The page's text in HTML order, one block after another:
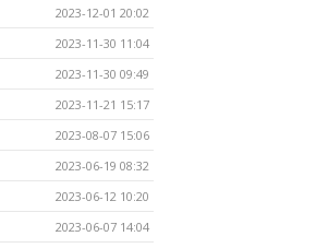
2023-12-01 20:02
2023-11-30 11:04
2023-11-30 09:49
2023-11-21 15:17
2023-08-07 15:06
2023-06-19 08:32
2023-06-12 10:20
2023-06-07 14:04